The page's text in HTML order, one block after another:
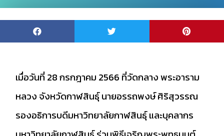
เมื่อวันที่​ 28 กรกฎาคม 2566 ที่วัดกลาง พระอาราม
หลวง จังหวัดกาฬสินธุ์ นายอรรถพงษ์ ศิริสุวรรณ​
รองอธิการบดี​มหาวิทยาล​ัย​กาฬสินธุ์​ และบุคลากร​